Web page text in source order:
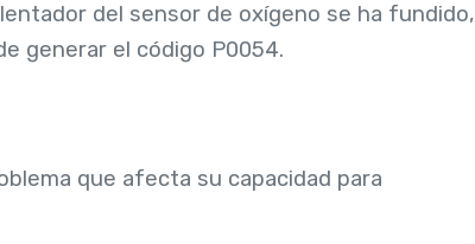
del sensor de oxígeno se ha fundido,
generar el código P0054.
que afecta su capacidad para